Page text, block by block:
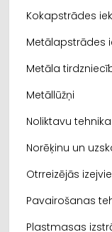
Kokapstrādes
Metālapstrādes
Metāla
Metāllūžņi
Noliktavu
Norēķinu un
Otrreizējās
Pavairošanas
Plastmasas